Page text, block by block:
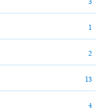
3
1
2
13
4